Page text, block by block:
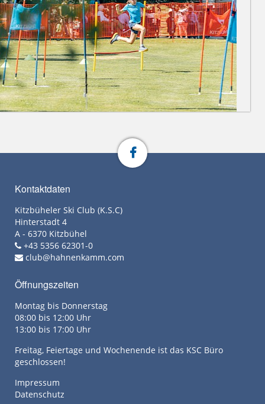
Kontaktdaten
Kitzbüheler Ski Club (K.S.C)
Hinterstadt 4
A - 6370 Kitzbühel
+43 5356 62301-0
club@hahnenkamm.com
Öffnungszeiten
Montag bis Donnerstag
08:00 bis 12:00 Uhr
13:00 bis 17:00 Uhr
Freitag, Feiertage und Wochenende ist das KSC Büro
geschlossen!
Impressum
Datenschutz